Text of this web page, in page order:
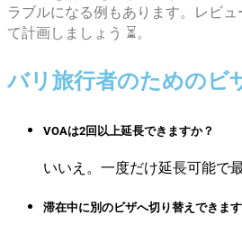
ラブルになる例もあります。レビ
て計画しましょう ⏳。
バリ旅行者のためのビ
VOAは2回以上延長できますか？
いいえ。一度だけ延長可能で
滞在中に別のビザへ切り替えできます